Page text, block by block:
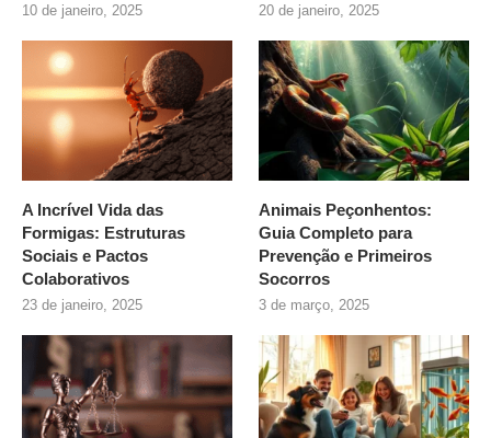
10 de janeiro, 2025 20 de janeiro, 2025
A Incrível Vida das
Formigas: Estruturas
Sociais e Pactos
Colaborativos
23 de janeiro, 2025
Animais Peçonhentos:
Guia Completo para
Prevenção e Primeiros
Socorros
3 de março, 2025